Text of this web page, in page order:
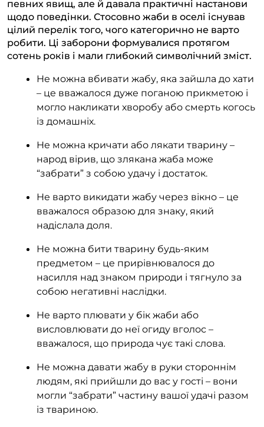
певних явищ, але й давала практичні настанови
щодо поведінки. Стосовно жаби в оселі існував
цілий перелік того, чого категорично не варто
робити. Ці заборони формувалися протягом
сотень років і мали глибокий символічний зміст.
Не можна вбивати жабу, яка зайшла до хати
– це вважалося дуже поганою прикметою і
могло накликати хворобу або смерть когось
із домашніх.
Не можна кричати або лякати тварину –
народ вірив, що злякана жаба може
“забрати” з собою удачу і достаток.
Не варто викидати жабу через вікно – це
вважалося образою для знаку, який
надіслала доля.
Не можна бити тварину будь-яким
предметом – це прирівнювалося до
насилля над знаком природи і тягнуло за
собою негативні наслідки.
Не варто плювати у бік жаби або
висловлювати до неї огиду вголос –
вважалося, що природа чує такі слова.
Не можна давати жабу в руки стороннім
людям, які прийшли до вас у гості – вони
могли “забрати” частину вашої удачі разом
із твариною.